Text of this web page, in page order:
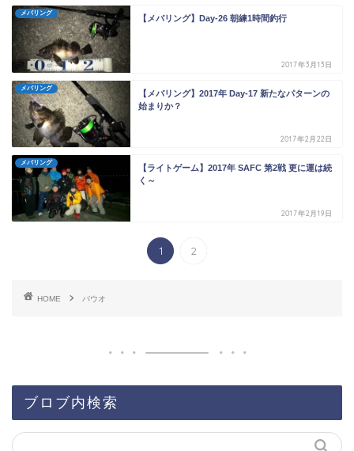
メバリング
【メバリング】Day-26 朝練1時間釣行
2017年3月13日
メバリング
【メバリング】2017年 Day-17 新たなパターンの
始まりか？
2017年2月22日
メバリング
【ライトゲーム】2017年 SAFC 第2戦 更に運は続
く～
2017年2月19日
1 2
HOME バウオ
ブロブ内検索